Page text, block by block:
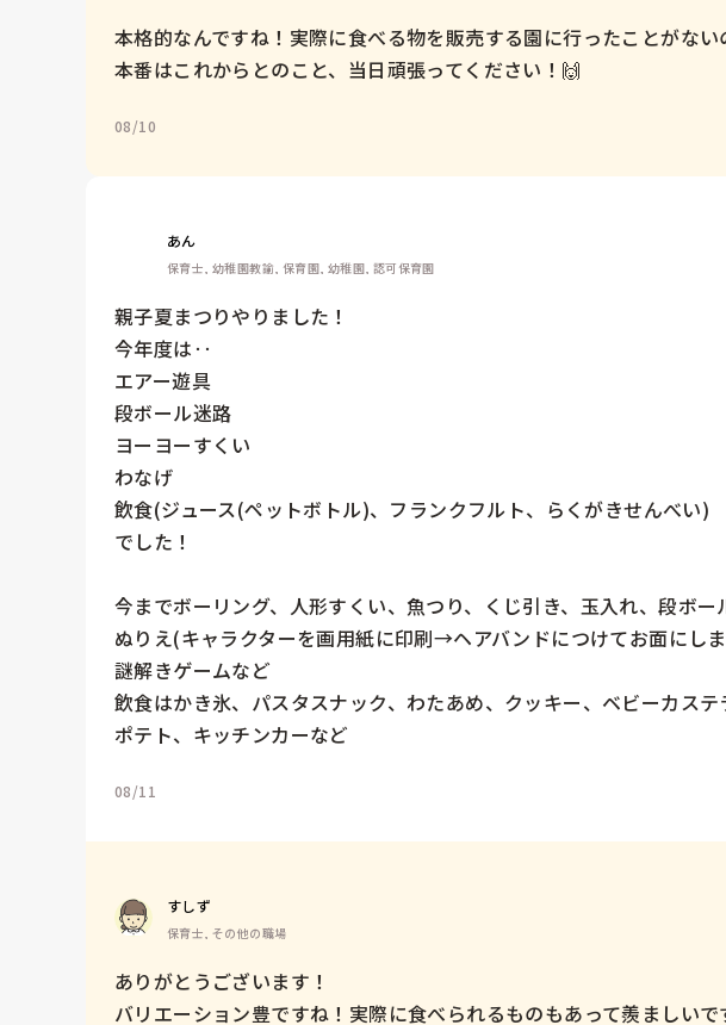
本格的なんですね！実際に食べる物を販売する園に行ったことがな
本番はこれからとのこと、当日頑張ってください！🙌
08/10
あん
保育士, 幼稚園教諭, 保育園, 幼稚園, 認可保育園
親子夏まつりやりました！
今年度は‥
エアー遊具
段ボール迷路
ヨーヨーすくい
わなげ
飲食(ジュース(ペットボトル)、フランクフルト、らくがきせんべい)
でした！
今までボーリング、人形すくい、魚つり、くじ引き、玉入れ、段ボー
ぬりえ(キャラクターを画用紙に印刷→ヘアバンドにつけてお面にし
謎解きゲームなど
飲食はかき氷、パスタスナック、わたあめ、クッキー、ベビーカス
ポテト、キッチンカーなど
08/11
すしず
保育士, その他の職場
ありがとうございます！
バリエーション豊ですね！実際に食べられるものもあって羨ましいで